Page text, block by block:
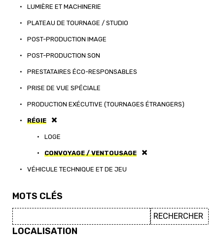
• LUMIÈRE ET MACHINERIE
• PLATEAU DE TOURNAGE / STUDIO
• POST-PRODUCTION IMAGE
• POST-PRODUCTION SON
• PRESTATAIRES ÉCO-RESPONSABLES
• PRISE DE VUE SPÉCIALE
• PRODUCTION EXÉCUTIVE (TOURNAGES ÉTRANGERS)
• RÉGIE
• LOGE
• CONVOYAGE / VENTOUSAGE
• VÉHICULE TECHNIQUE ET DE JEU
MOTS CLÉS
LOCALISATION